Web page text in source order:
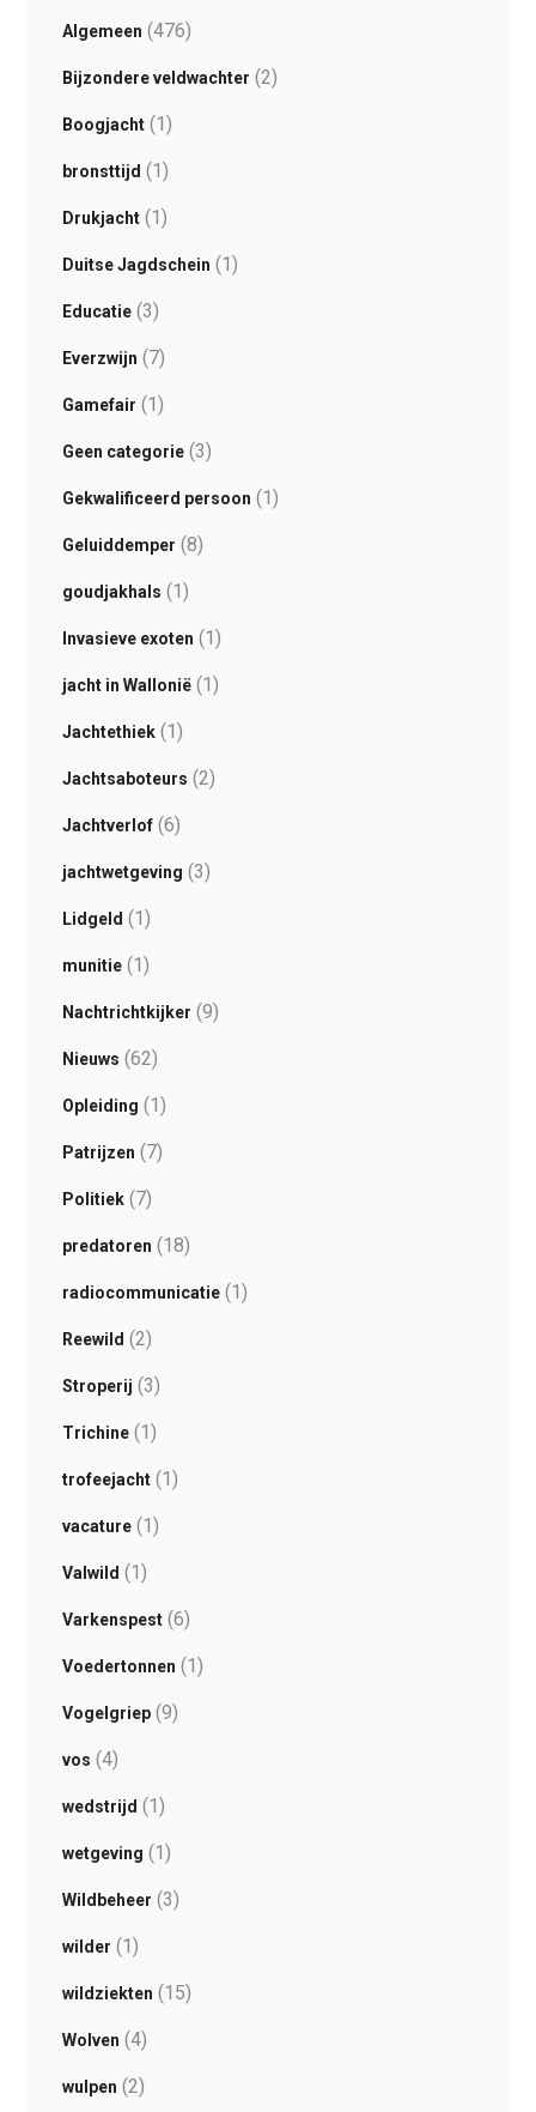
Algemeen (476)
Bijzondere veldwachter (2)
Boogjacht(1)
bronsttijd (1)
Drukjacht(1)
Duitse Jagdschein (1)
Educatie(3)
Everzwijn (7)
Gamefair (1)
Geen categorie(3)
Gekwalificeerd persoon (1)
Geluiddemper (8)
goudjakhals (1)
Invasieve exoten (1)
jacht in Wallonië(1)
Jachtethiek(1)
Jachtsaboteurs (2)
Jachtverlof(6)
jachtwetgeving (3)
Lidgeld (1)
munitie(1)
Nachtrichtkijker (9)
Nieuws (62)
Opleiding (1)
Patrijzen (7)
Politiek(7)
predatoren (18)
radiocommunicatie(1)
Reewild (2)
Stroperij (3)
Trichine(1)
trofeejacht(1)
vacature(1)
Valwild (1)
Varkenspest(6)
Voedertonnen (1)
Vogelgriep(9)
vos (4)
wedstrijd (1)
wetgeving (1)
Wildbeheer (3)
wilder (1)
wildziekten (15)
Wolven (4)
wulpen (2)